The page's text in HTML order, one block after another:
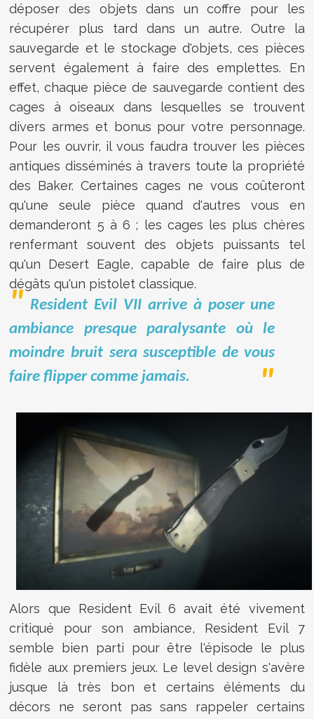
déposer des objets dans un coffre pour les
récupérer plus tard dans un autre. Outre la
sauvegarde et le stockage d'objets, ces pièces
servent également à faire des emplettes. En
effet, chaque pièce de sauvegarde contient des
cages à oiseaux dans lesquelles se trouvent
divers armes et bonus pour votre personnage.
Pour les ouvrir, il vous faudra trouver les pièces
antiques disséminés à travers toute la propriété
des Baker. Certaines cages ne vous coûteront
qu'une seule pièce quand d'autres vous en
demanderont 5 à 6 ; les cages les plus chères
renfermant souvent des objets puissants tel
qu'un Desert Eagle, capable de faire plus de
dégâts qu'un pistolet classique.
Resident Evil VII arrive à poser une
ambiance presque paralysante où le
moindre bruit sera susceptible de vous
faire flipper comme jamais.
Alors que Resident Evil 6 avait été vivement
critiqué pour son ambiance, Resident Evil 7
semble bien parti pour être l'épisode le plus
fidèle aux premiers jeux. Le level design s'avère
jusque là très bon et certains éléments du
décors ne seront pas sans rappeler certains